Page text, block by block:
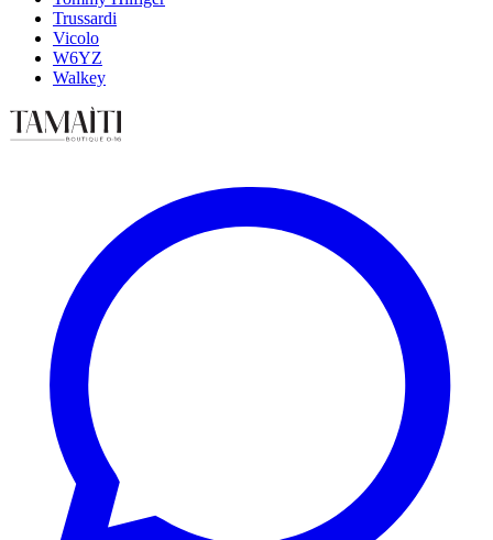
Trussardi
Vicolo
W6YZ
Walkey